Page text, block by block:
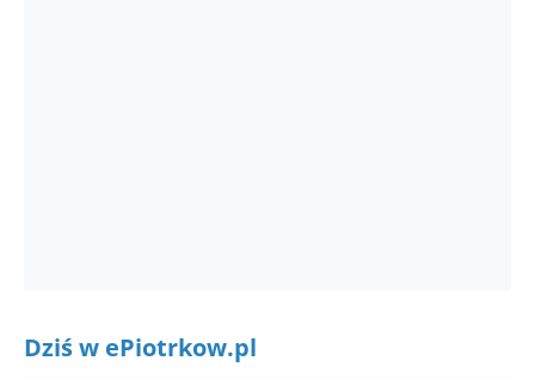
Dziś w ePiotrkow.pl